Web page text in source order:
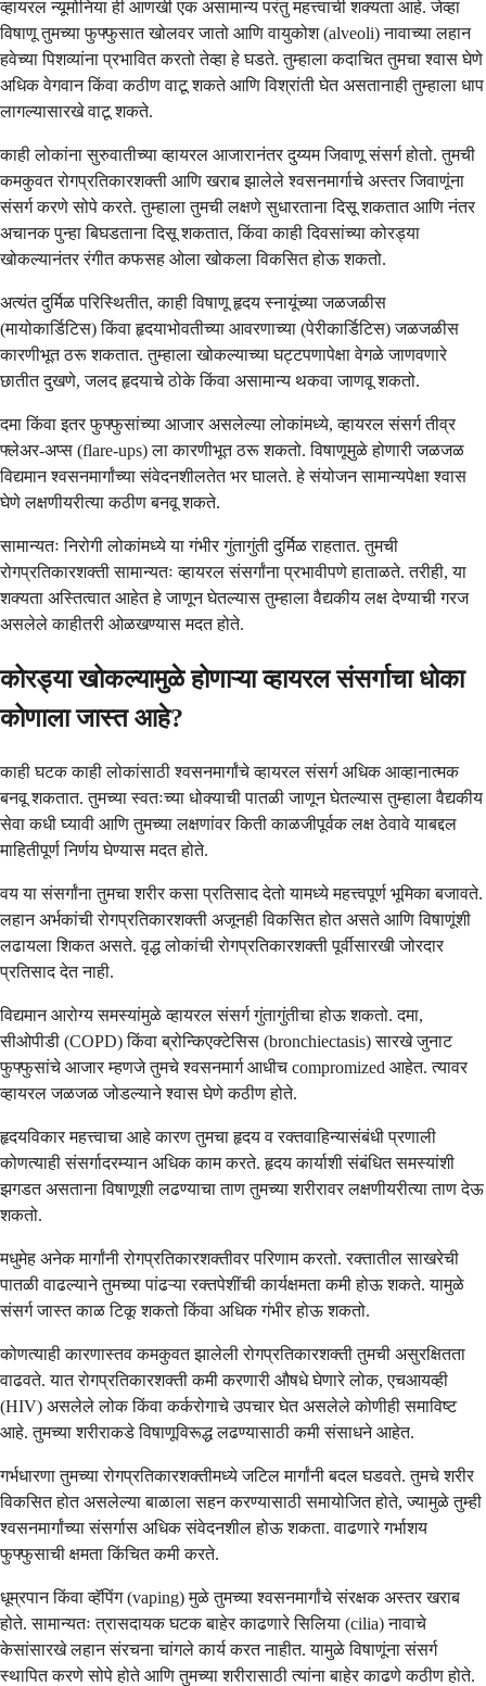
व्हायरल न्यूमोनिया ही आणखी एक असामान्य परंतु महत्त्वाची शक्यता आहे. जेव्हा
विषाणू तुमच्या फुफ्फुसात खोलवर जातो आणि वायुकोश (alveoli) नावाच्या लहान
हवेच्या पिशव्यांना प्रभावित करतो तेव्हा हे घडते. तुम्हाला कदाचित तुमचा श्वास घेणे
अधिक वेगवान किंवा कठीण वाटू शकते आणि विश्रांती घेत असतानाही तुम्हाला धाप
लागल्यासारखे वाटू शकते.
काही लोकांना सुरुवातीच्या व्हायरल आजारानंतर दुय्यम जिवाणू संसर्ग होतो. तुमची
कमकुवत रोगप्रतिकारशक्ती आणि खराब झालेले श्वसनमार्गाचे अस्तर जिवाणूंना
संसर्ग करणे सोपे करते. तुम्हाला तुमची लक्षणे सुधारताना दिसू शकतात आणि नंतर
अचानक पुन्हा बिघडताना दिसू शकतात, किंवा काही दिवसांच्या कोरड्या
खोकल्यानंतर रंगीत कफसह ओला खोकला विकसित होऊ शकतो.
अत्यंत दुर्मिळ परिस्थितीत, काही विषाणू हृदय स्नायूंच्या जळजळीस
(मायोकार्डिटिस) किंवा हृदयाभोवतीच्या आवरणाच्या (पेरीकार्डिटिस) जळजळीस
कारणीभूत ठरू शकतात. तुम्हाला खोकल्याच्या घट्टपणापेक्षा वेगळे जाणवणारे
छातीत दुखणे, जलद हृदयाचे ठोके किंवा असामान्य थकवा जाणवू शकतो.
दमा किंवा इतर फुफ्फुसांच्या आजार असलेल्या लोकांमध्ये, व्हायरल संसर्ग तीव्र
फ्लेअर-अप्स (flare-ups) ला कारणीभूत ठरू शकतो. विषाणूमुळे होणारी जळजळ
विद्यमान श्वसनमार्गांच्या संवेदनशीलतेत भर घालते. हे संयोजन सामान्यपेक्षा श्वास
घेणे लक्षणीयरीत्या कठीण बनवू शकते.
सामान्यतः निरोगी लोकांमध्ये या गंभीर गुंतागुंती दुर्मिळ राहतात. तुमची
रोगप्रतिकारशक्ती सामान्यतः व्हायरल संसर्गांना प्रभावीपणे हाताळते. तरीही, या
शक्यता अस्तित्वात आहेत हे जाणून घेतल्यास तुम्हाला वैद्यकीय लक्ष देण्याची गरज
असलेले काहीतरी ओळखण्यास मदत होते.
कोरड्या खोकल्यामुळे होणाऱ्या व्हायरल संसर्गाचा धोका
कोणाला जास्त आहे?
काही घटक काही लोकांसाठी श्वसनमार्गांचे व्हायरल संसर्ग अधिक आव्हानात्मक
बनवू शकतात. तुमच्या स्वतःच्या धोक्याची पातळी जाणून घेतल्यास तुम्हाला वैद्यकीय
सेवा कधी घ्यावी आणि तुमच्या लक्षणांवर किती काळजीपूर्वक लक्ष ठेवावे याबद्दल
माहितीपूर्ण निर्णय घेण्यास मदत होते.
वय या संसर्गांना तुमचा शरीर कसा प्रतिसाद देतो यामध्ये महत्त्वपूर्ण भूमिका बजावते.
लहान अर्भकांची रोगप्रतिकारशक्ती अजूनही विकसित होत असते आणि विषाणूंशी
लढायला शिकत असते. वृद्ध लोकांची रोगप्रतिकारशक्ती पूर्वीसारखी जोरदार
प्रतिसाद देत नाही.
विद्यमान आरोग्य समस्यांमुळे व्हायरल संसर्ग गुंतागुंतीचा होऊ शकतो. दमा,
सीओपीडी (COPD) किंवा ब्रोन्किएक्टेसिस (bronchiectasis) सारखे जुनाट
फुफ्फुसांचे आजार म्हणजे तुमचे श्वसनमार्ग आधीच compromized आहेत. त्यावर
व्हायरल जळजळ जोडल्याने श्वास घेणे कठीण होते.
हृदयविकार महत्त्वाचा आहे कारण तुमचा हृदय व रक्तवाहिन्यासंबंधी प्रणाली
कोणत्याही संसर्गादरम्यान अधिक काम करते. हृदय कार्याशी संबंधित समस्यांशी
झगडत असताना विषाणूशी लढण्याचा ताण तुमच्या शरीरावर लक्षणीयरीत्या ताण देऊ
शकतो.
मधुमेह अनेक मार्गांनी रोगप्रतिकारशक्तीवर परिणाम करतो. रक्तातील साखरेची
पातळी वाढल्याने तुमच्या पांढऱ्या रक्तपेशींची कार्यक्षमता कमी होऊ शकते. यामुळे
संसर्ग जास्त काळ टिकू शकतो किंवा अधिक गंभीर होऊ शकतो.
कोणत्याही कारणास्तव कमकुवत झालेली रोगप्रतिकारशक्ती तुमची असुरक्षितता
वाढवते. यात रोगप्रतिकारशक्ती कमी करणारी औषधे घेणारे लोक, एचआयव्ही
(HIV) असलेले लोक किंवा कर्करोगाचे उपचार घेत असलेले कोणीही समाविष्ट
आहे. तुमच्या शरीराकडे विषाणूविरूद्ध लढण्यासाठी कमी संसाधने आहेत.
गर्भधारणा तुमच्या रोगप्रतिकारशक्तीमध्ये जटिल मार्गांनी बदल घडवते. तुमचे शरीर
विकसित होत असलेल्या बाळाला सहन करण्यासाठी समायोजित होते, ज्यामुळे तुम्ही
श्वसनमार्गांच्या संसर्गास अधिक संवेदनशील होऊ शकता. वाढणारे गर्भाशय
फुफ्फुसाची क्षमता किंचित कमी करते.
धूम्रपान किंवा व्हॅपिंग (vaping) मुळे तुमच्या श्वसनमार्गांचे संरक्षक अस्तर खराब
होते. सामान्यतः त्रासदायक घटक बाहेर काढणारे सिलिया (cilia) नावाचे
केसांसारखे लहान संरचना चांगले कार्य करत नाहीत. यामुळे विषाणूंना संसर्ग
स्थापित करणे सोपे होते आणि तुमच्या शरीरासाठी त्यांना बाहेर काढणे कठीण होते.